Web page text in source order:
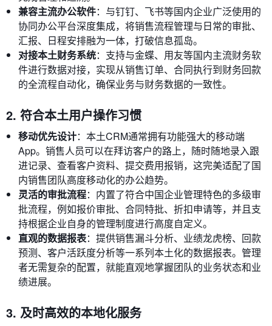
兼容主流办公软件：与钉钉、飞书等国内企业广泛使用的
协同办公平台深度集成，将销售流程管理与日常的审批、
汇报、日程安排融为一体，打破信息孤岛。
对接本土财务系统：支持与金蝶、用友等国内主流财务软
件进行数据对接，实现从销售订单、合同执行到财务回款
的全流程自动化，确保业务与财务数据的一致性。
2. 符合本土用户操作习惯
移动优先设计：本土CRM通常拥有功能强大的移动端
App。销售人员可以在拜访客户的路上，随时随地录入跟
进记录、查看客户资料、提交费用报销，这完美适配了国
内销售团队高度移动化的办公趋势。
灵活的审批流程：内置了符合中国企业管理特色的多级审
批流程，例如报价审批、合同特批、折扣申请等，并且支
持根据企业自身的管理制度进行高度自定义。
直观的数据报表：提供销售漏斗分析、业绩龙虎榜、回款
预测、客户活跃度分析等一系列本土化的数据报表。管理
者无需复杂的配置，就能直观地掌握团队的业务状态和业
绩进展。
3. 及时高效的本地化服务